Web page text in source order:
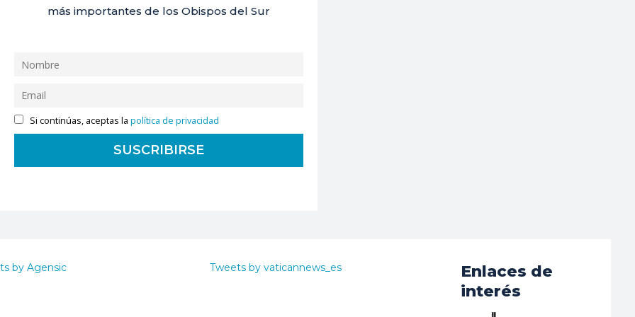
más importantes de los Obispos del Sur
Si continúas, aceptas lapolítica de privacidad
by Agensic Tweets by vaticannews_es
Enlaces de
interés